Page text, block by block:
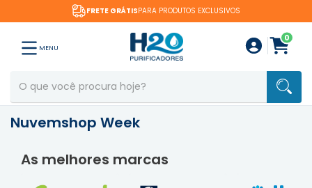
FRETE GRÁTISPARA PRODUTOS EXCLUSIVOS
MENU
0
Nuvemshop Week
As melhores marcas